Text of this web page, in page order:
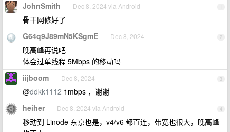
1
JohnSmith Dec 8, 2024 via Android
骨干网修好了
2
G64q9J89mN5KSgmE Dec 8, 2024
晚高峰再说吧
体会过单线程 5Mbps 的移动吗
3
iijboom Dec 8, 2024
@ddkk1112 1mbps ，谢谢
4
heiher Dec 8, 2024 via Android
移动到 Linode 东京也是，v4/v6 都直连，带宽也很大，晚高峰